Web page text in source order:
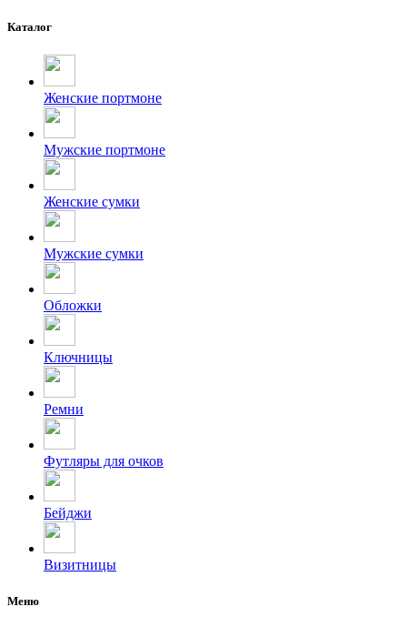
Каталог
Женские портмоне
Мужские портмоне
Женские сумки
Мужские сумки
Обложки
Ключницы
Ремни
Футляры для очков
Бейджи
Визитницы
Меню